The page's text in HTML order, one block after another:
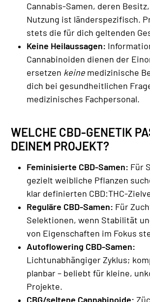
Cannabis-Samen, deren
Nutzung ist länderspezifisch.
stets die für dich geltenden
Keine Heilaussagen:
Cannabinoiden dienen der
ersetzen keine medizinische
dich bei gesundheitlichen
medizinisches Fachpersonal.
WELCHE CBD-GENETIK
DEINEM PROJEKT?
Feminisierte CBD-Samen: Für
gezielt weibliche Pflanzen
klar definierten CBD:THC-
Reguläre CBD-Samen: Für
Selektionen, wenn Stabilität
von Eigenschaften im Fokus
Autoflowering CBD-Samen:
Lichtunabhängiger Zyklus;
planbar – beliebt für kleine,
Projekte.
CBG/seltene Cannabinoide: